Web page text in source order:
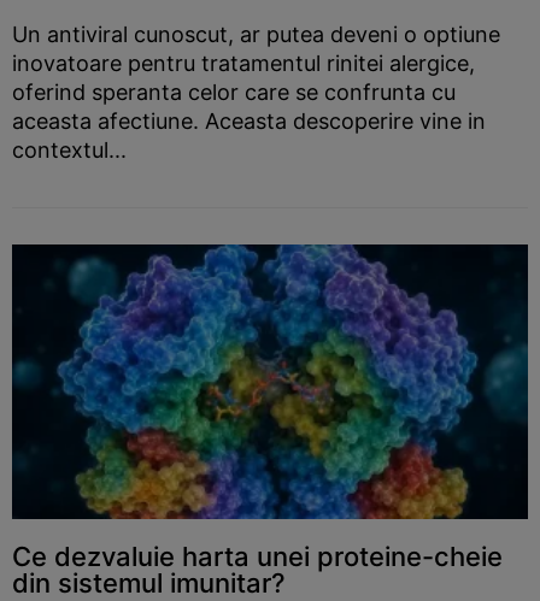
Un antiviral cunoscut, ar putea deveni o optiune
inovatoare pentru tratamentul rinitei alergice,
oferind speranta celor care se confrunta cu
aceasta afectiune. Aceasta descoperire vine in
contextul...
Ce dezvaluie harta unei proteine-cheie
din sistemul imunitar?